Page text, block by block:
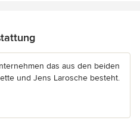
das aus den beiden
und Jens Larosche besteht.